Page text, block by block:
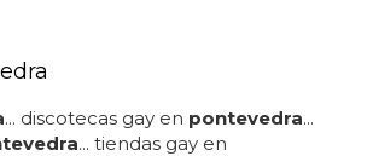
... discotecas gay en pontevedra...
... tiendas gay en